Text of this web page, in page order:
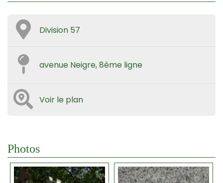
Division 57
avenue Neigre, 8ème ligne
Voir le plan
Photos